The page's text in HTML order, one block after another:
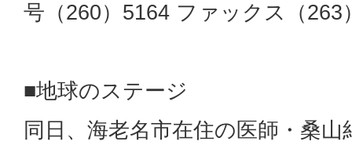
号（260）5164 ファックス（263
■地球のステージ
同日、海老名市在住の医師・桑